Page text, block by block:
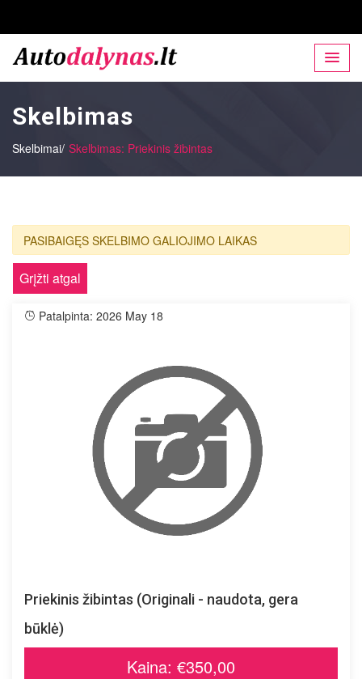
Skelbimas
Skelbimai/ Skelbimas: Priekinis žibintas
PASIBAIGĘS SKELBIMO GALIOJIMO LAIKAS
Grįžti atgal
Patalpinta: 2026 May 18
Priekinis žibintas (Originali - naudota, gera
būklė)
Kaina: €350,00